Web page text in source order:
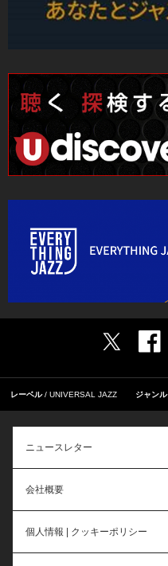
レーベル UNIVERSAL JAZZ ジャンル
ニュースレター
会社概要
個人情報 | クッキーポリシー